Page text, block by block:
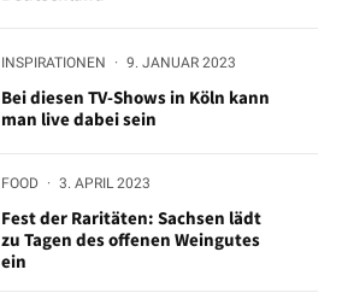
INSPIRATIONEN · 9. JANUAR 2023
Bei diesen TV-Shows in Köln kann
man live dabei sein
FOOD · 3. APRIL 2023
Fest der Raritäten: Sachsen lädt
zu Tagen des offenen Weingutes
ein